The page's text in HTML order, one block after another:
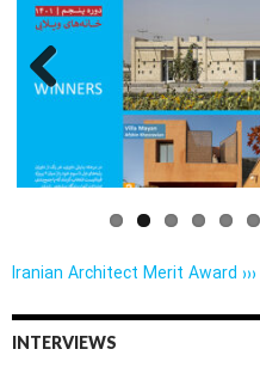
Previo
Iranian Architect Merit Award ›››
INTERVIEWS